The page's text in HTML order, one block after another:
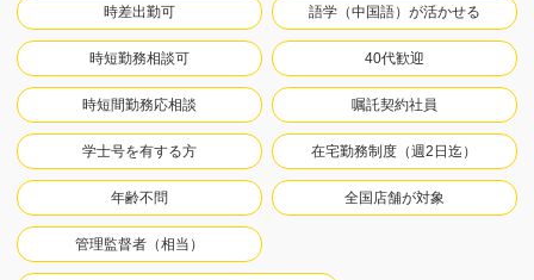
時差出勤可 語学（中国語）が活かせる
時短勤務相談可 40代歓迎
時短間勤務応相談 嘱託契約社員
学士号を有する方 在宅勤務制度（週2日迄）
年齢不問 全国店舗が対象
管理監督者（相当）